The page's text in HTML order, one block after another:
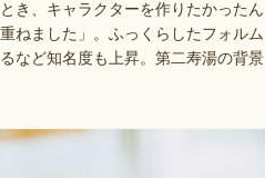
き、キャラクターを作りたかったん
ねました」。ふっくらしたフォルム
など知名度も上昇。第二寿湯の背景